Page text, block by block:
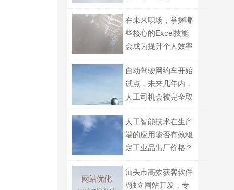
在未来职场，掌握哪
些核心的Excel技能
会成为提升个人效率
自动驾驶网约车开始
试点，未来几年内，
人工司机会被完全取
人工智能技术在生产
端的应用能否有效稳
定工业品出厂价格？
汕头市高效获客软件
#独立网站开发，专